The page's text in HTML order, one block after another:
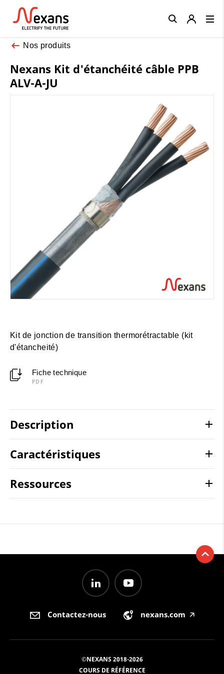
Nos produits
Nexans Kit d'étanchéité câble PPB
ALV-A-JU
Kit de jonction de transition thermorétractable (kit
d'étancheité)
Fiche technique
PDF
Description
Caractéristiques
Ressources
Close
Contactez-nous nexans.com 🡥
©NEXANS 2018-2026
COURS DE RÉFÉRENCE